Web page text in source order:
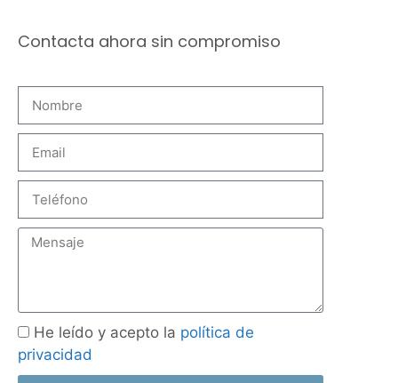
Contacta ahora sin compromiso
He leído y acepto la política de
privacidad